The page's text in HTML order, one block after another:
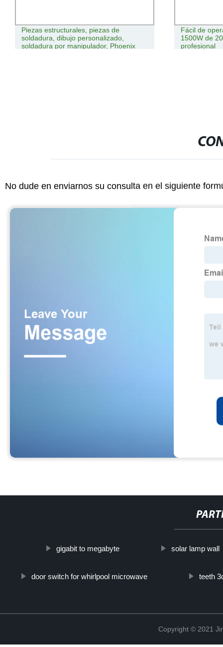
Piezas estructurales, piezas de
soldadura, dibujo personalizado,
soldadura por manipulador, Phoenix
Fácil de
1500W de
profesional
No dude en enviarnos su consulta en el siguiente
gigabit to megabyte solar lamp wall
door switch for whirlpool microwave teeth
Copyright © 2021